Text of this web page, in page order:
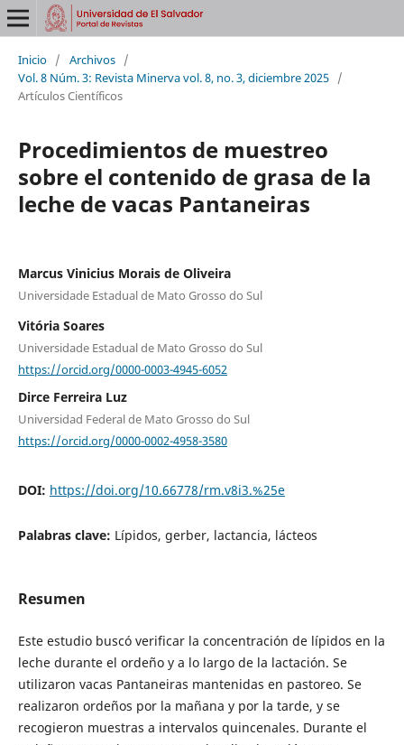
Inicio / Archivos /
Vol. 8 Núm. 3: Revista Minerva vol. 8, no. 3, diciembre 2025 /
Artículos Científicos
Procedimientos de muestreo
sobre el contenido de grasa de la
leche de vacas Pantaneiras
Marcus Vinicius Morais de Oliveira
Universidade Estadual de Mato Grosso do Sul
Vitória Soares
Universidade Estadual de Mato Grosso do Sul
https://orcid.org/0000-0003-4945-6052
Dirce Ferreira Luz
Universidad Federal de Mato Grosso do Sul
https://orcid.org/0000-0002-4958-3580
DOI: https://doi.org/10.66778/rm.v8i3.%25e
Palabras clave: Lípidos, gerber, lactancia, lácteos
Resumen
Este estudio buscó verificar la concentración de lípidos en la
leche durante el ordeño y a lo largo de la lactación. Se
utilizaron vacas Pantaneiras mantenidas en pastoreo. Se
realizaron ordeños por la mañana y por la tarde, y se
recogieron muestras a intervalos quincenales. Durante el